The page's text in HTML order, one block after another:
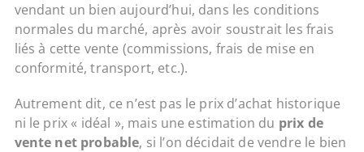
vendant un bien aujourd’hui, dans les conditions
normales du marché, après avoir soustrait les frais
liés à cette vente (commissions, frais de mise en
conformité, transport, etc.).
Autrement dit, ce n’est pas le prix d’achat historique
ni le prix « idéal », mais une estimation du prix de
vente net probable, si l’on décidait de vendre le bien